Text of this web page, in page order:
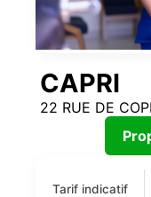
CAPRI
22 RUE DE
Tarif indicatif